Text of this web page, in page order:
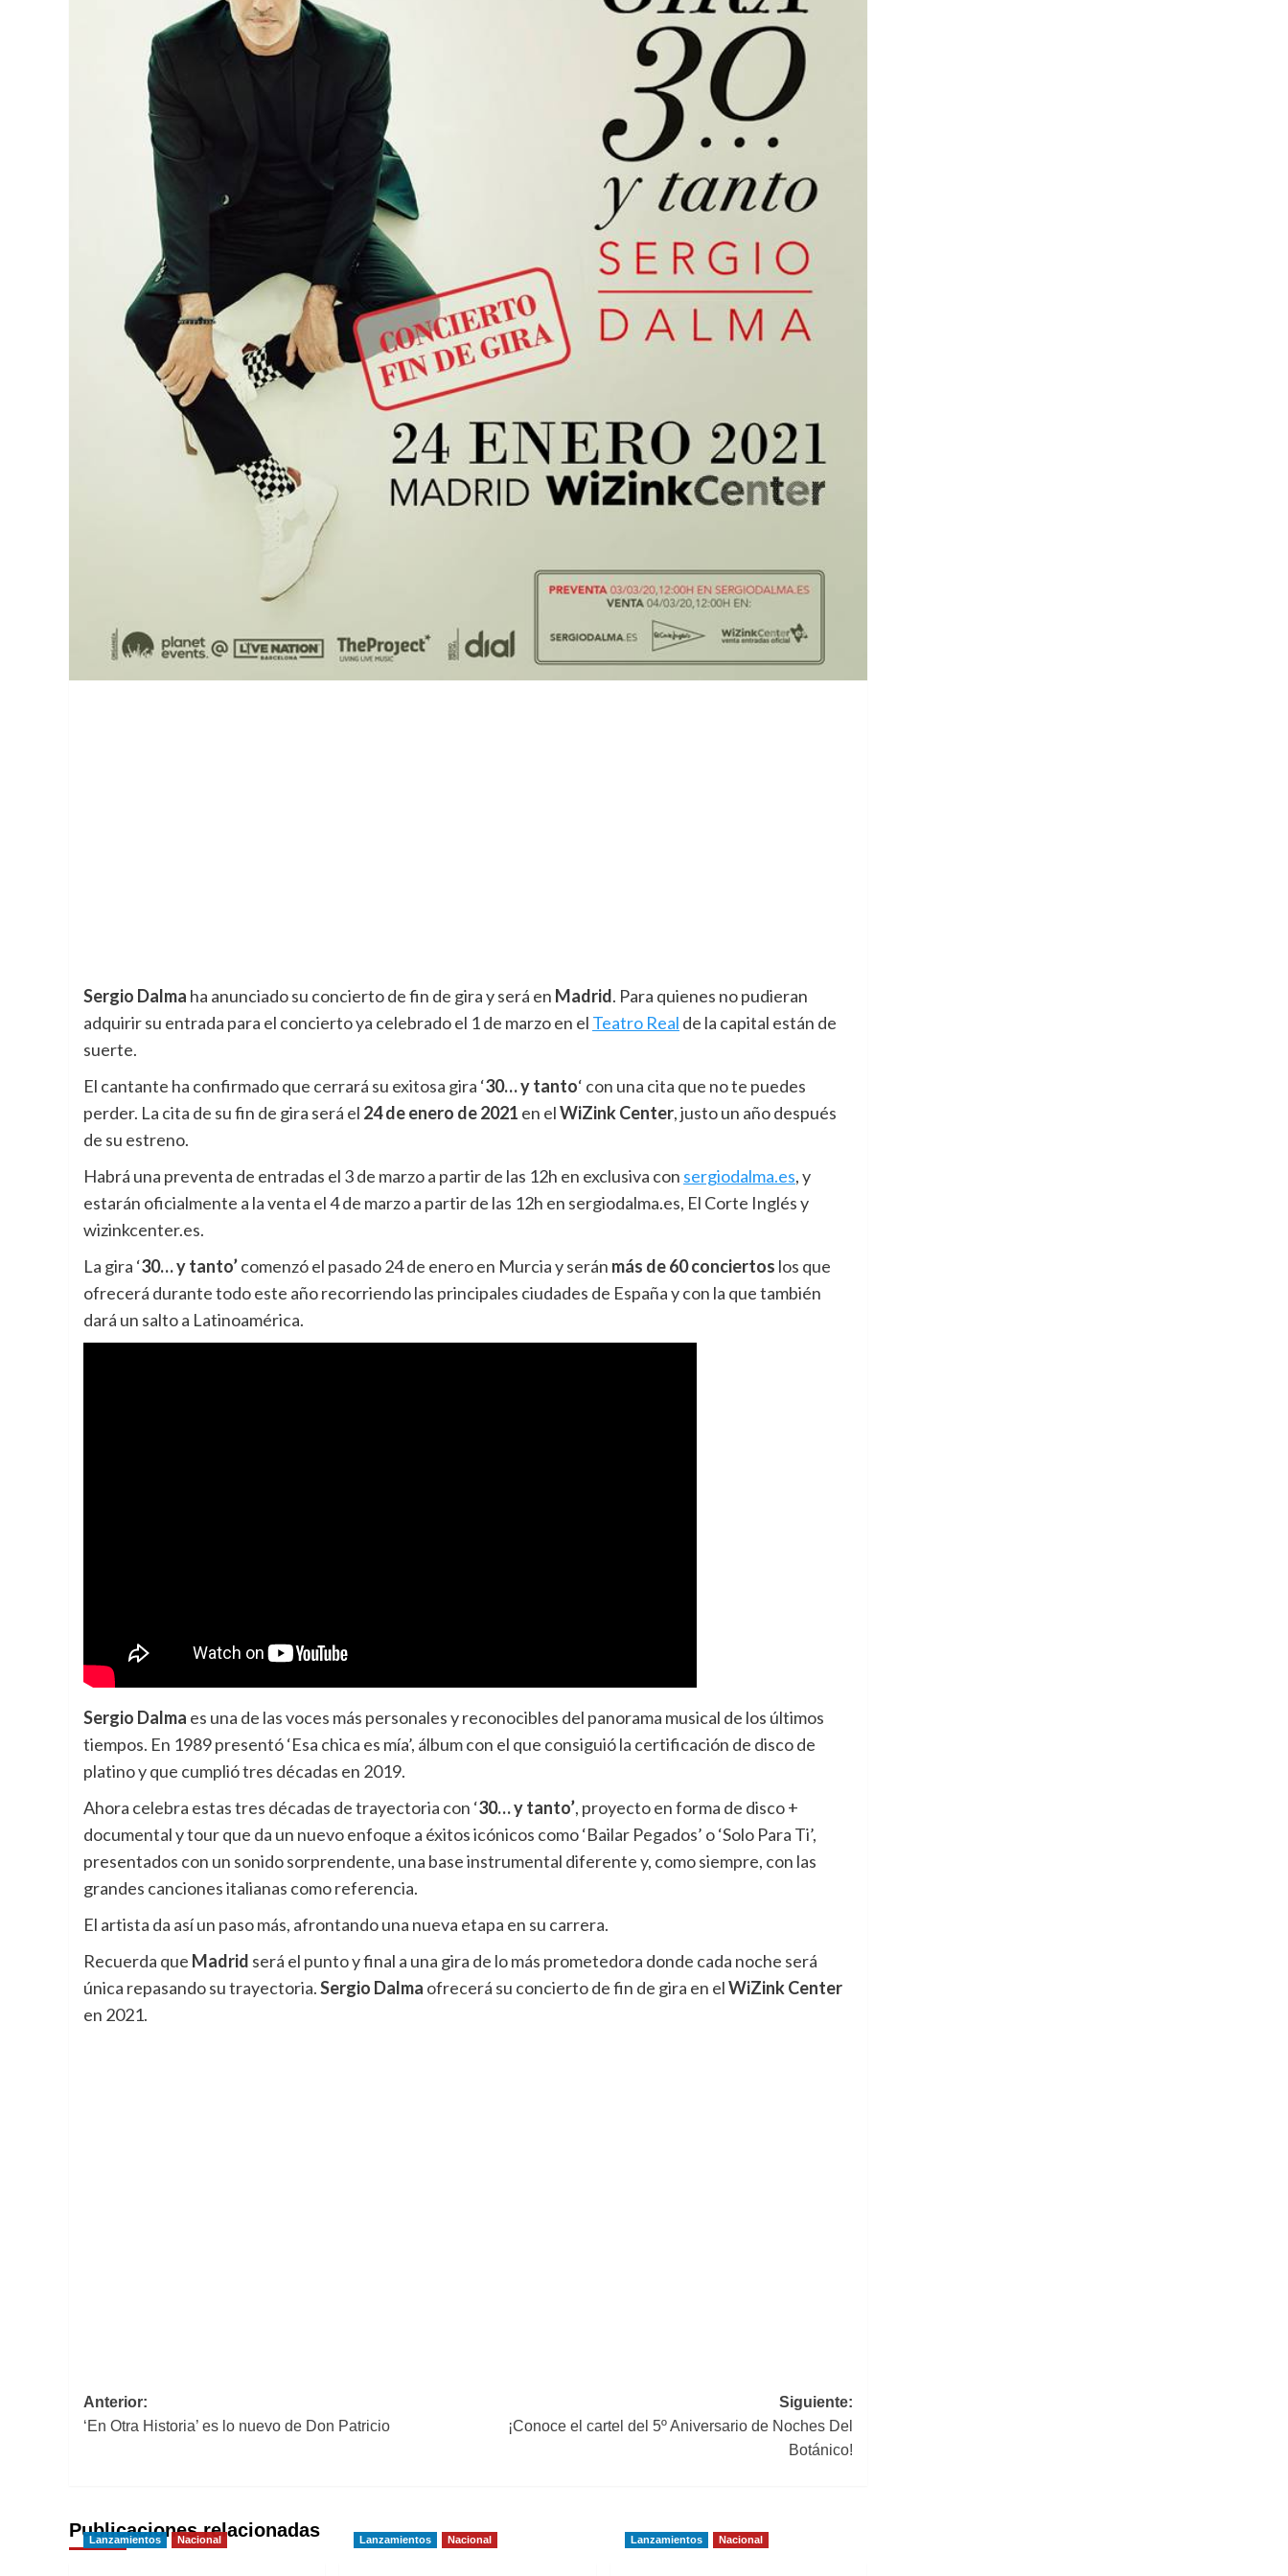
Sergio Dalma ha anunciado su concierto de fin de gira y será en Madrid. Para quienes no pudieran
adquirir su entrada para el concierto ya celebrado el 1 de marzo en el Teatro Real de la capital están de
suerte.
El cantante ha confirmado que cerrará su exitosa gira ‘30… y tanto‘ con una cita que no te puedes
perder. La cita de su fin de gira será el 24 de enero de 2021 en elWiZink Center, justo un año después
de su estreno.
Habrá una preventa de entradas el 3 de marzo a partir de las 12h en exclusiva con sergiodalma.es, y
estarán oficialmente a la venta el 4 de marzo a partir de las 12h en sergiodalma.es, El Corte Inglés y
wizinkcenter.es.
La gira ‘30… y tanto’comenzó el pasado 24 de enero en Murcia y serán más de 60 conciertos los que
ofrecerá durante todo este año recorriendo las principales ciudades de España y con la que también
dará un salto a Latinoamérica.
Sergio Dalma es una de las voces más personales y reconocibles del panorama musical de los últimos
tiempos. En 1989 presentó ‘Esa chica es mía’, álbum con el que consiguió la certificación de disco de
platino y que cumplió tres décadas en 2019.
Ahora celebra estas tres décadas de trayectoria con ‘30… y tanto’, proyecto en forma de disco +
documental y tour que da un nuevo enfoque a éxitos icónicos como ‘Bailar Pegados’ o ‘Solo Para Ti’,
presentados con un sonido sorprendente, una base instrumental diferente y, como siempre, con las
grandes canciones italianas como referencia.
El artista da así un paso más, afrontando una nueva etapa en su carrera.
Recuerda que Madrid será el punto y final a una gira de lo más prometedora donde cada noche será
única repasando su trayectoria.Sergio Dalma ofrecerá su concierto de fin de gira en elWiZink Center
en 2021.
Navegación
de
Anterior:
‘En Otra Historia’ es lo nuevo de Don Patricio
Siguiente:
¡Conoce el cartel del 5º Aniversario de Noches Del
Botánico!
Publicaciones relacionadas
Lanzamientos Nacional Lanzamientos Nacional Lanzamientos Nacional